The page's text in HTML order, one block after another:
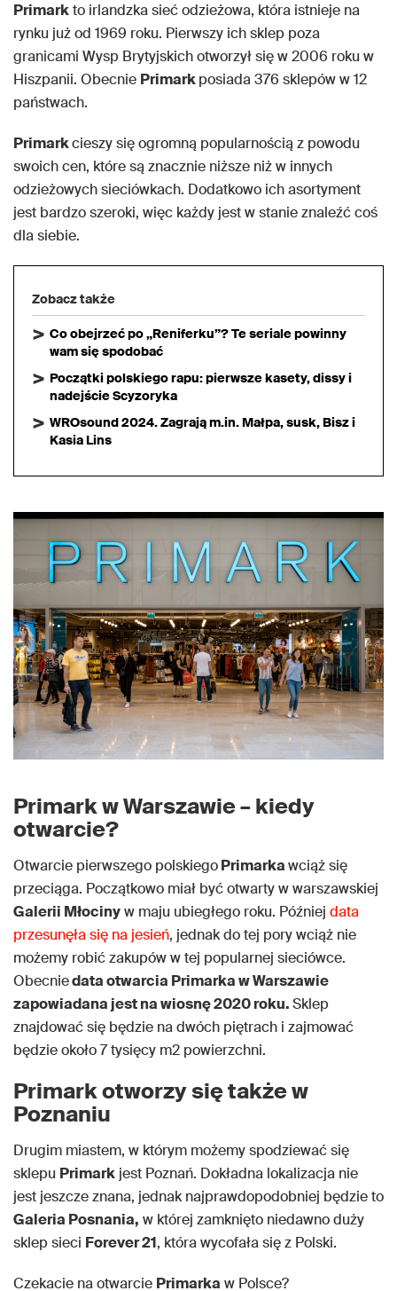
Primarkto irlandzka sieć odzieżowa, która istnieje na
rynku już od 1969 roku. Pierwszy ich sklep poza
granicami Wysp Brytyjskich otworzył się w 2006 roku w
Hiszpanii. Obecnie Primarkposiada 376 sklepów w 12
państwach.
Primarkcieszy się ogromną popularnością z powodu
swoich cen, które są znacznie niższe niż w innych
odzieżowych sieciówkach. Dodatkowo ich asortyment
jest bardzo szeroki, więc każdy jest w stanie znaleźć coś
dla siebie.
Zobacz także
Co obejrzeć po „Reniferku”? Te seriale powinny
wam się spodobać
Początki polskiego rapu: pierwsze kasety, dissy i
nadejście Scyzoryka
WROsound 2024. Zagrają m.in. Małpa, susk, Bisz i
Kasia Lins
Primark w Warszawie – kiedy
otwarcie?
Otwarcie pierwszego polskiegoPrimarkawciąż się
przeciąga. Początkowo miał być otwarty w warszawskiej
Galerii Młocinyw maju ubiegłego roku. Później data
przesunęła się na jesień, jednak do tej pory wciąż nie
możemy robić zakupów w tej popularnej sieciówce.
Obecniedata otwarcia Primarka w Warszawie
zapowiadana jest na wiosnę 2020 roku.Sklep
znajdować się będzie na dwóch piętrach i zajmować
będzie około 7 tysięcy m2 powierzchni.
Primark otworzy się także w
Poznaniu
Drugim miastem, w którym możemy spodziewać się
sklepu Primark jest Poznań. Dokładna lokalizacja nie
jest jeszcze znana, jednak najprawdopodobniej będzie to
Galeria Posnania, w której zamknięto niedawno duży
sklep sieci Forever 21, która wycofała się z Polski.
Czekacie na otwarcie Primarka w Polsce?